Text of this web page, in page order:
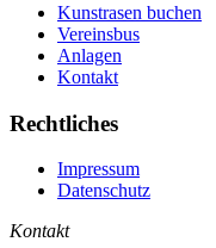
Kunstrasen buchen
Vereinsbus
Anlagen
Kontakt
Rechtliches
Impressum
Datenschutz
Kontakt